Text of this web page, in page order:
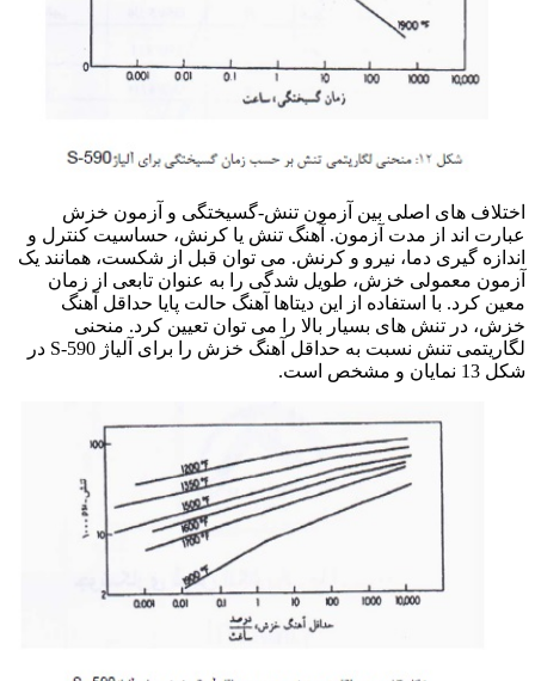
اختلاف های اصلی بین آزمون تنش-گسیختگی و آزمون خزش
عبارت اند از مدت آزمون. آهنگ تنش یا کرنش، حساسیت کنترل و
اندازه گیری دما، نیرو و کرنش. می توان قبل از شکست، همانند یک
آزمون معمولی خزش، طویل شدگی را به عنوان تابعی از زمان
معین کرد. با استفاده از این دیتاها آهنگ حالت پایا حداقل آهنگ
خزش، در تنش های بسیار بالا را می توان تعیین کرد. منحنی
لگاریتمی تنش نسبت به حداقل آهنگ خزش را برای آلیاژ 590-S در
شکل 13 نمایان و مشخص است.